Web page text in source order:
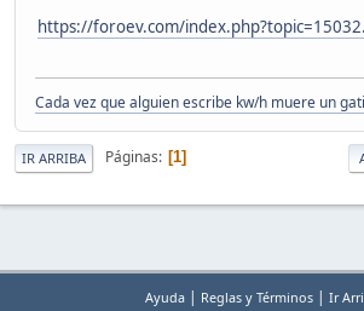
https://foroev.com/
Cada vez que alguien escribe kw/h muere un
IR ARRIBA Páginas 1
Ayuda | Reglas y Términos | Ir